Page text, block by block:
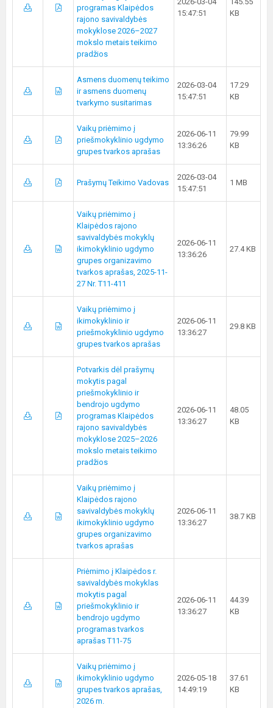
programas Klaipėdos
rajono savivaldybės
mokyklose 2026–2027
mokslo metais teikimo
pradžios
15:47:51
KB
Asmens duomenų teikimo
ir asmens duomenų
tvarkymo susitarimas
2026-03-04
15:47:51
17.29
KB
Vaikų priėmimo į
priešmokyklinio ugdymo
grupes tvarkos aprašas
2026-06-11
13:36:26
79.99
KB
Prašymų Teikimo Vadovas
2026-03-04
15:47:51
1 MB
Vaikų priėmimo į
Klaipėdos rajono
savivaldybės mokyklų
ikimokyklinio ugdymo
grupes organizavimo
tvarkos aprašas, 2025-11-
27 Nr. T11-411
2026-06-11
13:36:26
27.4 KB
Vaikų priėmimo į
ikimokyklinio ir
priešmokyklinio ugdymo
grupes tvarkos aprašas
2026-06-11
13:36:27
29.8 KB
Potvarkis dėl prašymų
mokytis pagal
priešmokyklinio ir
bendrojo ugdymo
programas Klaipėdos
rajono savivaldybės
mokyklose 2025–2026
mokslo metais teikimo
pradžios
2026-06-11
13:36:27
48.05
KB
Vaikų priėmimo į
Klaipėdos rajono
savivaldybės mokyklų
ikimokyklinio ugdymo
grupes organizavimo
tvarkos aprašas
2026-06-11
13:36:27
38.7 KB
Priėmimo į Klaipėdos r.
savivaldybės mokyklas
mokytis pagal
priešmokyklinio ir
bendrojo ugdymo
programas tvarkos
aprašas T11-75
2026-06-11
13:36:27
44.39
KB
Vaikų priėmimo į
ikimokyklinio ugdymo
grupes tvarkos aprašas,
2026 m.
2026-05-18
14:49:19
37.61
KB